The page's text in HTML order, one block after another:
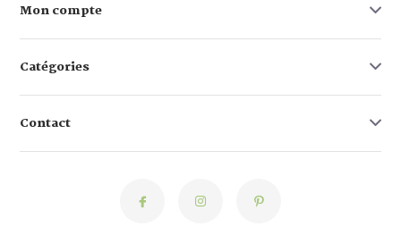
Mon compte
Catégories
Contact